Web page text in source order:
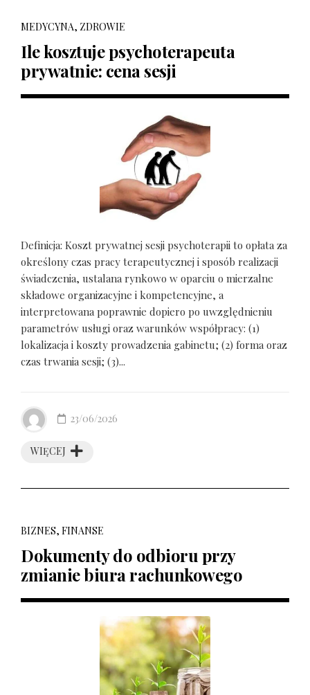
MEDYCYNA, ZDROWIE
Ile kosztuje psychoterapeuta
prywatnie: cena sesji
Definicja: Koszt prywatnej sesji psychoterapii to opłata za
określony czas pracy terapeutycznej i sposób realizacji
świadczenia, ustalana rynkowo w oparciu o mierzalne
składowe organizacyjne i kompetencyjne, a
interpretowana poprawnie dopiero po uwzględnieniu
parametrów usługi oraz warunków współpracy: (1)
lokalizacja i koszty prowadzenia gabinetu; (2) forma oraz
czas trwania sesji; (3)...
WIĘCEJ
23/06/2026
BIZNES, FINANSE
Dokumenty do odbioru przy
zmianie biura rachunkowego